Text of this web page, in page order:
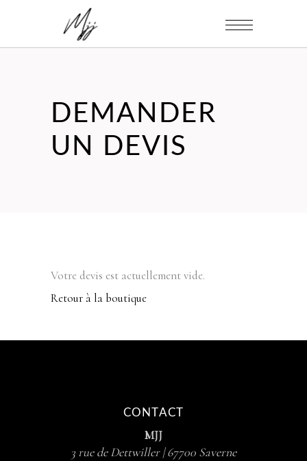
DEMANDER
UN DEVIS
Votre devis est actuellement vide.
Retour à la boutique
CONTACT
MJJ
3 rue de Dettwiller | 67700 Saverne